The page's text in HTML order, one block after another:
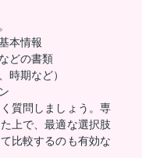
本情報
どの書類
時期など）
質問しましょう。専
上で、最適な選択肢
比較するのも有効な